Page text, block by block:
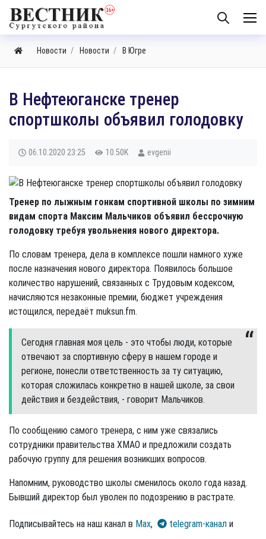
Новости Новости В Югре
В Нефтеюганске тренер
спортшколы объявил голодовку
06.10.2020 23:25 10.50K evgenii
Тренер по лыжным гонкам спортивной школы по зимним
видам спорта Максим Мальчиков объявил бессрочную
голодовку требуя увольнения нового директора.
По словам тренера, дела в комплексе пошли намного хуже
после назначения нового директора. Появилось большое
количество нарушений, связанных с Трудовым кодексом,
начисляются незаконные премии, бюджет учреждения
истощился, передаёт muksun.fm.
Сегодня главная моя цель - это чтобы люди, которые
отвечают за спортивную сферу в нашем городе и
регионе, понесли ответственность за ту ситуацию,
которая сложилась конкретно в нашей школе, за свои
действия и бездействия, - говорит Мальчиков.
По сообщению самого тренера, с ним уже связались
сотрудники правительства ХМАО и предложили создать
рабочую группу для решения возникших вопросов.
Напомним, руководство школы сменилось около года назад.
Бывший директор был уволен по подозрению в растрате.
Подписывайтесь на наш канал в Max, telegram-канал и